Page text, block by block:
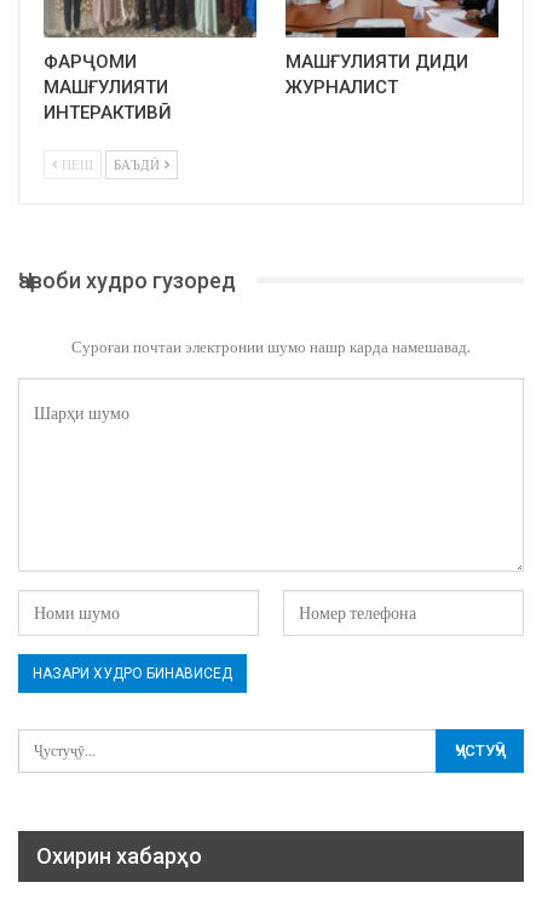
ФАРҶОМИ
МАШҒУЛИЯТИ
ИНТЕРАКТИВӢ
МАШҒУЛИЯТИ ДИДИ
ЖУРНАЛИСТ
ПЕШ БАЪДӢ
Ҷавоби худро гузоред
Суроғаи почтаи электронии шумо нашр карда намешавад.
Охирин хабарҳо